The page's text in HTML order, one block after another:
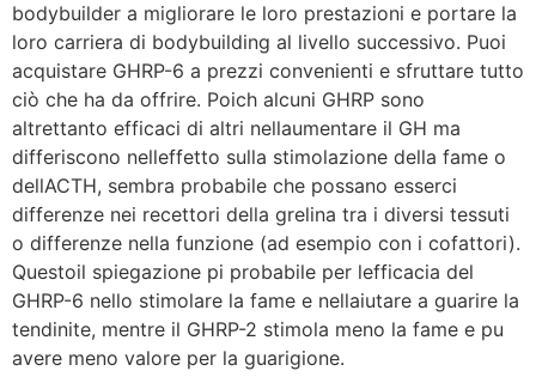
bodybuilder a migliorare le loro prestazioni e portare la
loro carriera di bodybuilding al livello successivo. Puoi
acquistare GHRP-6 a prezzi convenienti e sfruttare tutto
ciò che ha da offrire. Poich alcuni GHRP sono
altrettanto efficaci di altri nellaumentare il GH ma
differiscono nelleffetto sulla stimolazione della fame o
dellACTH, sembra probabile che possano esserci
differenze nei recettori della grelina tra i diversi tessuti
o differenze nella funzione (ad esempio con i cofattori).
Questoil spiegazione pi probabile per lefficacia del
GHRP-6 nello stimolare la fame e nellaiutare a guarire la
tendinite, mentre il GHRP-2 stimola meno la fame e pu
avere meno valore per la guarigione.